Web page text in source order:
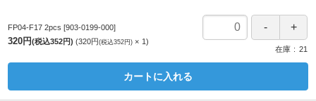
FP04-F17 2pcs [903-0199-000]
320円(税込352円) 320円(税込352円)
1
在庫
21
カートに入れる